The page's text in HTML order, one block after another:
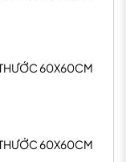
60X60CM
60X60CM